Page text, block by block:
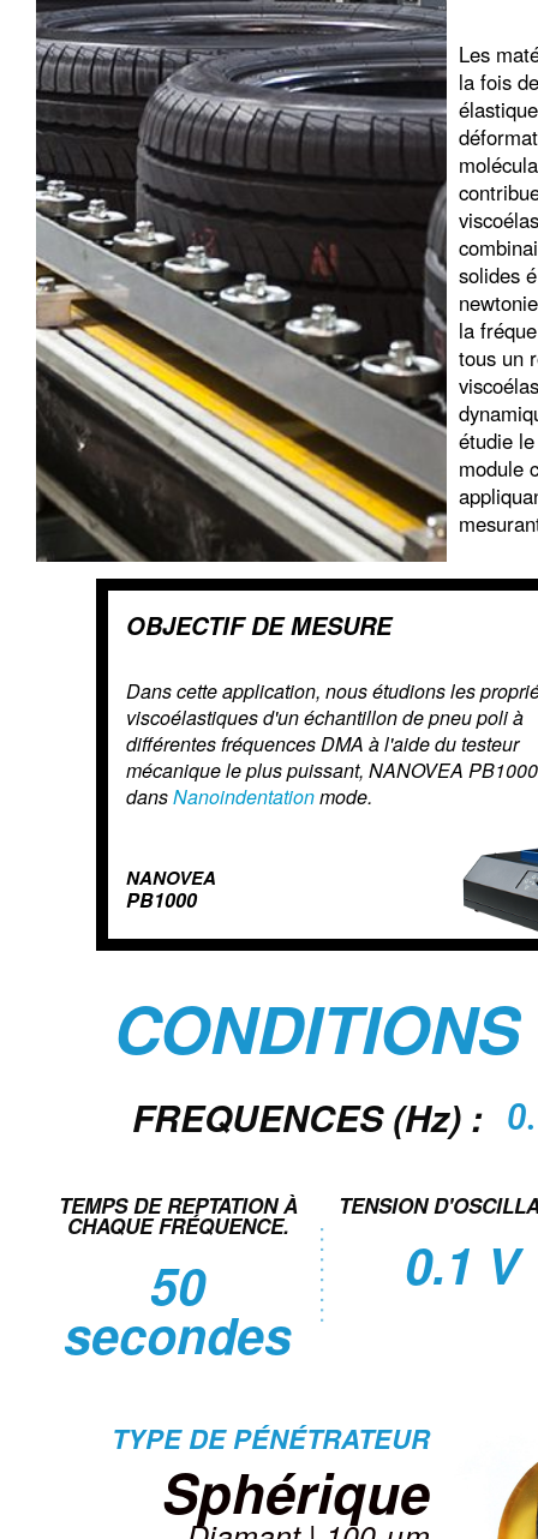
Les
la fois
solides
la
tous un
étudie
module
OBJECTIF DE MESURE
Dans cette application, nous étudions les
viscoélastiques d'un échantillon de pneu poli à
différentes fréquences DMA à l'aide du testeur
mécanique le plus puissant, NANOVEA
dansNanoindentationmode.
NANOVEA
PB1000
FREQUENCES (Hz) :
TEMPS DE REPTATION À
CHAQUE FRÉQUENCE.
50
secondes
TENSION
0.1 V
TYPE DE PÉNÉTRATEUR
Sphérique